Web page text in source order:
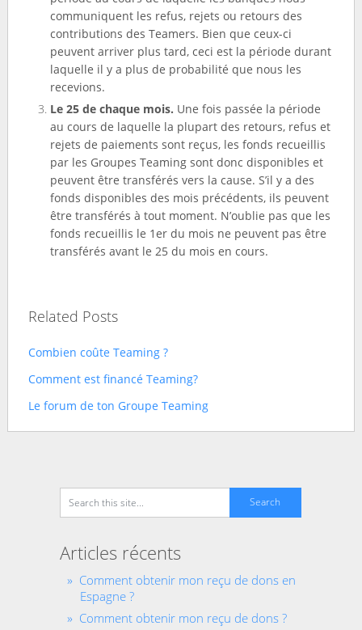
communiquent les refus, rejets ou retours des
contributions des Teamers. Bien que ceux-ci
peuvent arriver plus tard, ceci est la période durant
laquelle il y a plus de probabilité que nous les
recevions.
Le 25 de chaque mois. Une fois passée la période
au cours de laquelle la plupart des retours, refus et
rejets de paiements sont reçus, les fonds recueillis
par les Groupes Teaming sont donc disponibles et
peuvent être transférés vers la cause. S’il y a des
fonds disponibles des mois précédents, ils peuvent
être transférés à tout moment. N’oublie pas que les
fonds recueillis le 1er du mois ne peuvent pas être
transférés avant le 25 du mois en cours.
Related Posts
Combien coûte Teaming ?
Comment est financé Teaming?
Le forum de ton Groupe Teaming
Articles récents
Comment obtenir mon reçu de dons en
Espagne ?
Comment obtenir mon reçu de dons ?